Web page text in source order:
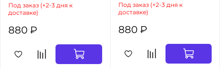
Под заказ (+2-3 дня к
доставке)
880 ₽
Под заказ (+2-3 дня к
доставке)
880 ₽